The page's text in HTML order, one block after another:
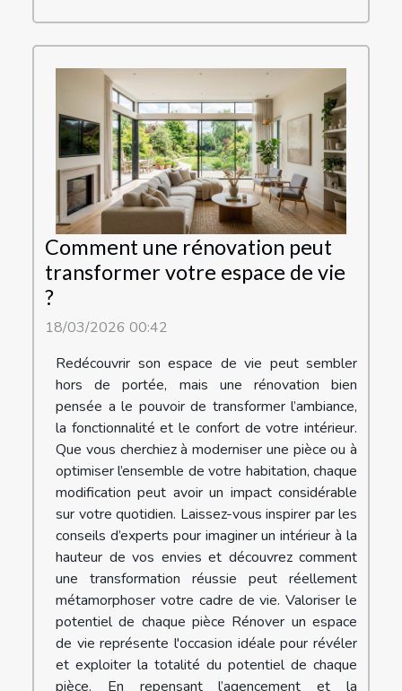
Comment une rénovation peut
transformer votre espace de vie
?
18/03/2026 00:42
Redécouvrir son espace de vie peut sembler
hors de portée, mais une rénovation bien
pensée a le pouvoir de transformer l’ambiance,
la fonctionnalité et le confort de votre intérieur.
Que vous cherchiez à moderniser une pièce ou à
optimiser l’ensemble de votre habitation, chaque
modification peut avoir un impact considérable
sur votre quotidien. Laissez-vous inspirer par les
conseils d’experts pour imaginer un intérieur à la
hauteur de vos envies et découvrez comment
une transformation réussie peut réellement
métamorphoser votre cadre de vie. Valoriser le
potentiel de chaque pièce Rénover un espace
de vie représente l'occasion idéale pour révéler
et exploiter la totalité du potentiel de chaque
pièce. En repensant l’agencement et la